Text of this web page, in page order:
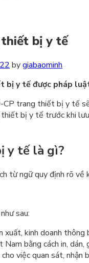
bị y tế
bygiabaominh
bị y tế được pháp
trang thiết bị y tế sẽ
bị y tế trước khi
y tế là gì?
ngữ quy định rõ về
sau:
xuất, kinh doanh
bằng cách in,
việc quan sát, nhận